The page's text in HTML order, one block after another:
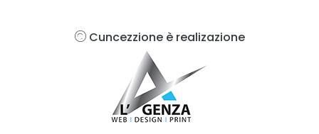
Cuncezzione è realizazione